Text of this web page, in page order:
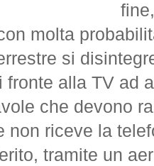
molta
si
fronte alla TV ad
che devono
non riceve la
tramite un